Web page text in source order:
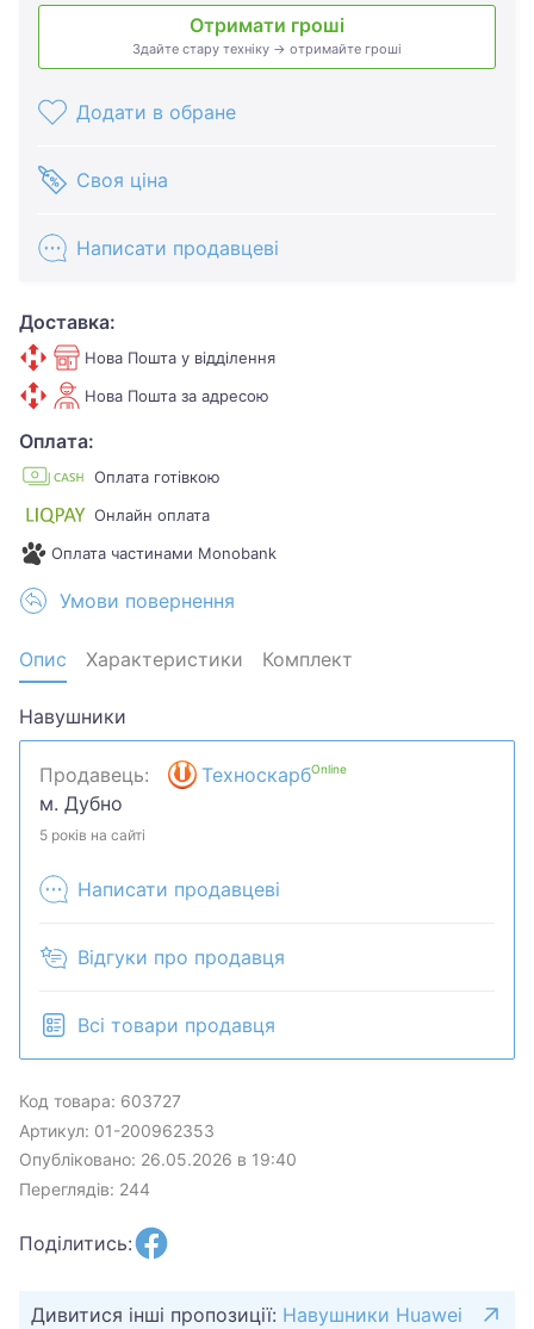
Отримати гроші
Здайте стару техніку → отримайте гроші
Додати в обране
Своя ціна
Написати продавцеві
Доставка:
Нова Пошта у відділення
Нова Пошта за адресою
Оплата:
Оплата готівкою
Онлайн оплата
Оплата частинами Monobank
Умови повернення
Опис Характеристики Комплект
Навушники
Продавець: ТехноскарбOnline
м. Дубно
5 років на сайті
Написати продавцеві
Відгуки про продавця
Всі товари продавця
Код товара: 603727
Артикул: 01-200962353
Опубліковано: 26.05.2026 в 19:40
Переглядів: 244
Поділитись:
Дивитися інші пропозиції: Навушники Huawei